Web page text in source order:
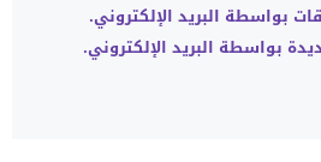
بواسطة البريد الإلكتروني.
بواسطة البريد الإلكتروني.